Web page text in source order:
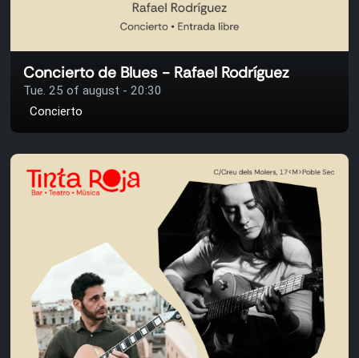
Concierto de Blues - Rafael Rodríguez
Tue. 25 of august - 20:30
Concierto